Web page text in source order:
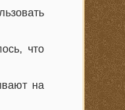
что
на